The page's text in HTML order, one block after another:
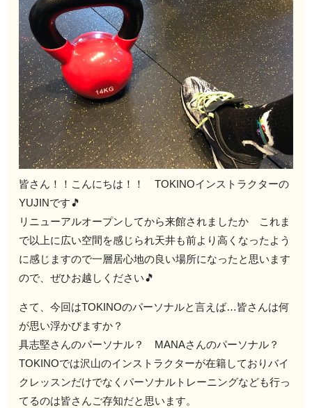
皆さん！！こんにちは！！ TOKINOインストラクターの
YUJINです🎵
リニューアルオープンしてから来館されましたか これま
で以上に広い空間を感じられ天井も前より高くなったよう
に感じますので一層居心地の良い場所になったと思います
ので、ぜひお越しください🎵
さて、今回はTOKINOのパーソナルと言えば…皆さんは何
が思い浮かびますか？
具志堅さんのパーソナル？ MANAさんのパーソナル？
TOKINOでは沢山のインストラクターが在籍しておりバイ
クレッスンだけでなくパーソナルトレーニングなども行っ
てるのは皆さんご存知だと思います。